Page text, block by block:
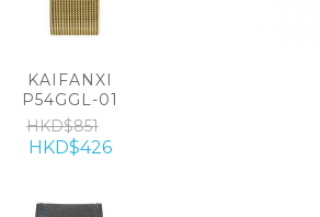
KAIFANXI
P54GGL-01
HKD$851
HKD$426